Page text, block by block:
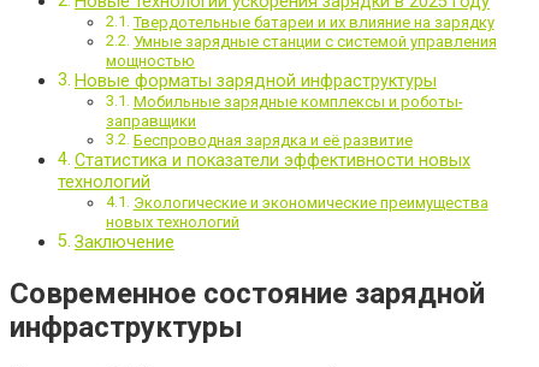
Твердотельные батареи и их влияние на зарядку
Умные зарядные станции с системой управления
мощностью
Новые форматы зарядной инфраструктуры
Мобильные зарядные комплексы и роботы-
заправщики
Беспроводная зарядка и её развитие
Статистика и показатели эффективности новых
технологий
Экологические и экономические преимущества
новых технологий
Заключение
Современное состояние зарядной
инфраструктуры